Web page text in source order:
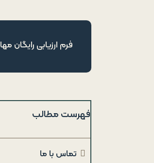
فرم ارزیابی رایگان
فهرست مطالب
تماس با ما